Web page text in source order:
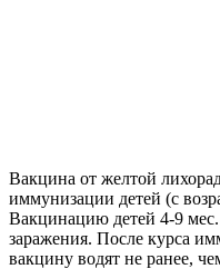
Вакцина от желтой
иммунизации детей (с
Вакцинацию детей 4-9
заражения. После курса
вакцину водят не ранее,